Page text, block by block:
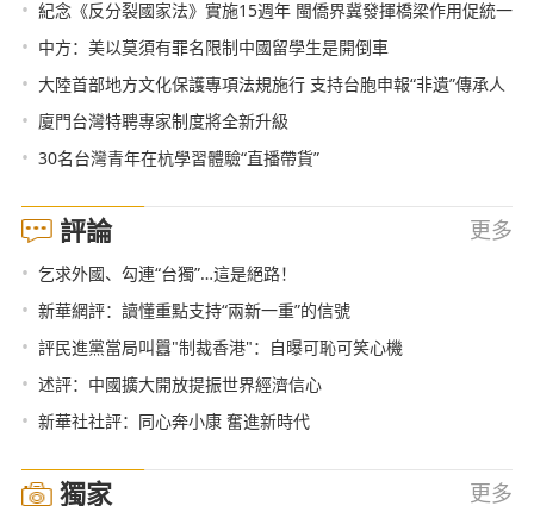
• 紀念《反分裂國家法》實施15週年 閩僑界冀發揮橋梁作用促統一
• 中方：美以莫須有罪名限制中國留學生是開倒車
• 大陸首部地方文化保護專項法規施行 支持台胞申報“非遺”傳承人
• 廈門台灣特聘專家制度將全新升級
• 30名台灣青年在杭學習體驗“直播帶貨”
評論 更多
• 乞求外國、勾連“台獨”…這是絕路！
• 新華網評：讀懂重點支持“兩新一重”的信號
• 評民進黨當局叫囂"制裁香港"：自曝可恥可笑心機
• 述評：中國擴大開放提振世界經濟信心
• 新華社社評：同心奔小康 奮進新時代
獨家 更多